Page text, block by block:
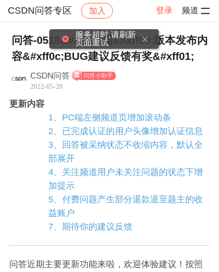
CSDN问答专区 加入 登录 频道
社区 CSDN问答专区 产品动态 帖子详情
问答-0518&#xff08;周&#xff09;版本发布内
容&#xff0c;BUG建议反馈有奖&#xff01;
CSDN问答 问答小助手
2022-05-20
更新内容
1、PC端左侧频道页增加滚动条
2、已完成认证的用户头像增加认证信息
3、回答被采纳状态不收缩内容，默认全
部展开
4、关注频道用户未关注问题的状态下增
加提示
5、付费问题产生部分退款退至题主的收
益账户
7、期待你的建议反馈
问答近期主要更新功能来啦，欢迎体验建议！按照
服务超时,请刷新
页面重试